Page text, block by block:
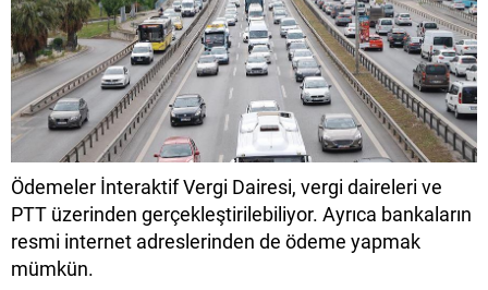
Ödemeler İnteraktif Vergi Dairesi, vergi daireleri ve
PTT üzerinden gerçekleştirilebiliyor. Ayrıca bankaların
resmi internet adreslerinden de ödeme yapmak
mümkün.